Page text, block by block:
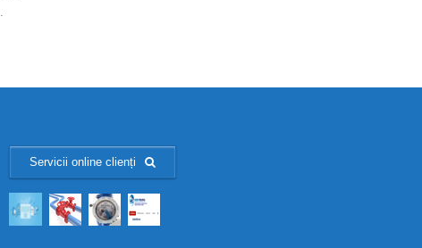
.
Servicii online clienți